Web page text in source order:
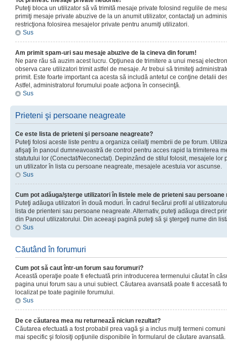
Puteţi bloca un utilizator să vă trimită mesaje private folosind regulile de
primiţi mesaje private abuzive de la un anumit utilizator, contactaţi un
restricţiona folosirea mesajelor private pentru anumiţi utilizatori.
Sus
Am primit spam-uri sau mesaje abuzive de la cineva din forum!
Ne pare rău să auzim acest lucru. Opţiunea de trimitere a unui mesaj
observa care utilizatori trimit astfel de mesaje. Ar trebui să trimiteţi
primit. Este foarte important ca acesta să includă antetul ce conţine detalii
Astfel, administratorul forumului poate acţiona în consecinţă.
Sus
Prieteni şi persoane neagreate
Ce este lista de prieteni şi persoane neagreate?
Puteţi folosi aceste liste pentru a organiza ceilalţi membrii de pe forum.
afişaţi în panoul dumneavoastră de control pentru acces rapid la trimiterea
statutului lor (Conectat/Neconectat). Depinzând de stilul folosit, mesajele lor
un utilizator în lista cu persoane neagreate, mesajele acestuia vor ascunse.
Sus
Cum pot adăuga/şterge utilizatori în listele mele de prieteni sau persoane
Puteţi adăuga utilizatori în două moduri. În cadrul fiecărui profil al
lista de prienteni sau persoane neagreate. Alternativ, puteţi adăuga direct
din Panoul utilizatorului. Din aceeaşi pagină puteţi să şi ştergeţi nume din
Sus
Căutând în forumuri
Cum pot să caut într-un forum sau forumuri?
Această operaţie poate fi efectuată prin introducerea termenului căutat în
pagina unui forum sau a unui subiect. Căutarea avansată poate fi accesată
localizat pe toate paginile forumului.
Sus
De ce căutarea mea nu returnează niciun rezultat?
Căutarea efectuată a fost probabil prea vagă şi a inclus mulţi termeni
mai specific şi folosiţi opţiunile disponibile în formularul de căutare avansată.